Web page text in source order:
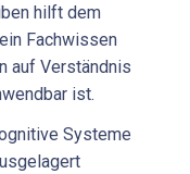
hilft dem
Fachwissen
auf Verständnis
ist.
Systeme